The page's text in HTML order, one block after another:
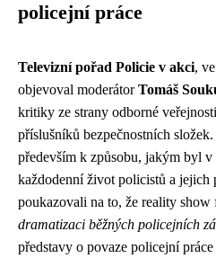
policejní práce
Televizní pořad Policie v akci,
objevoval moderátorTomáš
kritiky ze strany odborné
příslušníků bezpečnostních
především k způsobu, jakým byl v
každodenní život policistů a jejich
poukazovali na to, že reality
dramatizaci běžných policejních
představy o povaze policejní